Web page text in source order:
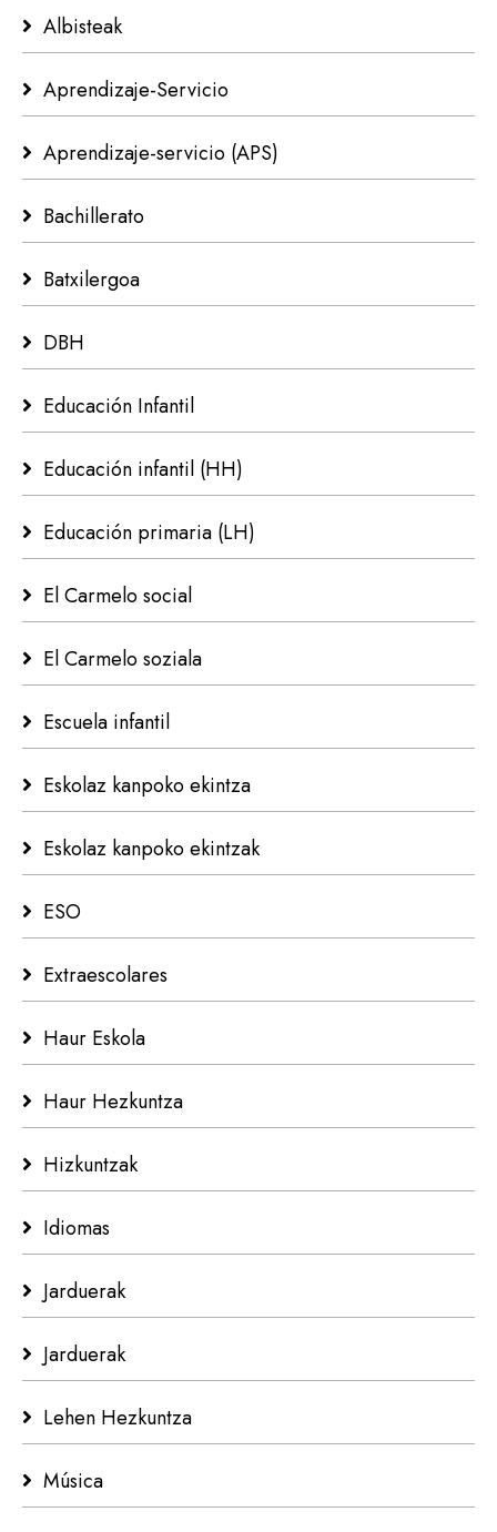
Albisteak
Aprendizaje-Servicio
Aprendizaje-servicio (APS)
Bachillerato
Batxilergoa
DBH
Educación Infantil
Educación infantil (HH)
Educación primaria (LH)
El Carmelo social
El Carmelo soziala
Escuela infantil
Eskolaz kanpoko ekintza
Eskolaz kanpoko ekintzak
ESO
Extraescolares
Haur Eskola
Haur Hezkuntza
Hizkuntzak
Idiomas
Jarduerak
Jarduerak
Lehen Hezkuntza
Música